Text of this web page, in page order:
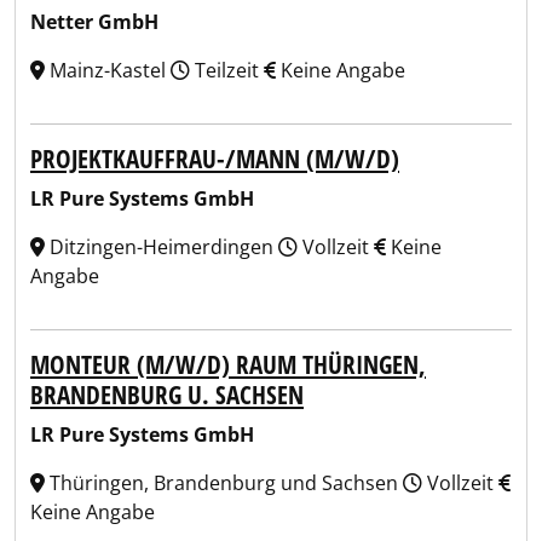
Netter GmbH
Mainz-Kastel
Teilzeit Keine Angabe
PROJEKTKAUFFRAU-/MANN (M/W/D)
LR Pure Systems GmbH
Ditzingen-Heimerdingen
Vollzeit
Keine
Angabe
MONTEUR (M/W/D) RAUM THÜRINGEN,
BRANDENBURG U. SACHSEN
LR Pure Systems GmbH
Thüringen, Brandenburg und Sachsen
Vollzeit
Keine Angabe